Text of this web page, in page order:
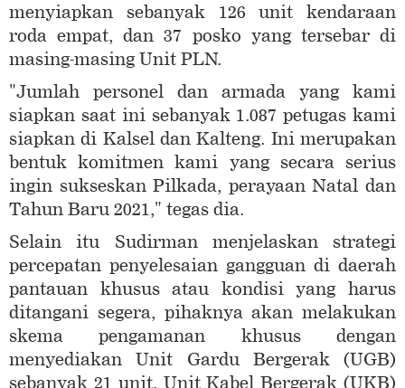
menyiapkan sebanyak 126 unit kendaraan
roda empat, dan 37 posko yang tersebar di
masing-masing Unit PLN.
"Jumlah personel dan armada yang kami
siapkan saat ini sebanyak 1.087 petugas kami
siapkan di Kalsel dan Kalteng. Ini merupakan
bentuk komitmen kami yang secara serius
ingin sukseskan Pilkada, perayaan Natal dan
Tahun Baru 2021," tegas dia.
Selain itu Sudirman menjelaskan strategi
percepatan penyelesaian gangguan di daerah
pantauan khusus atau kondisi yang harus
ditangani segera, pihaknya akan melakukan
skema pengamanan khusus dengan
menyediakan Unit Gardu Bergerak (UGB)
sebanyak 21 unit, Unit Kabel Bergerak (UKB)